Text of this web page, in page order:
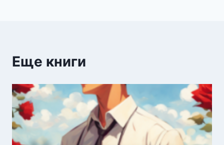
Еще книги